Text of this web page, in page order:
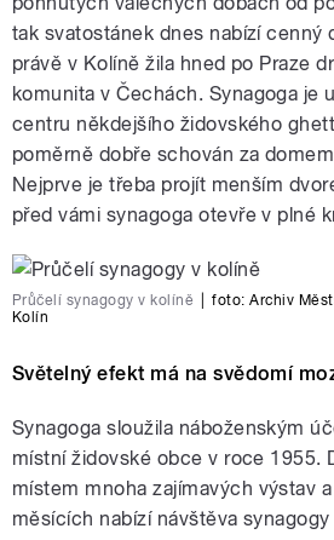
tak svatostánek dnes nabízí cenný
právě v Kolíně žila hned po Praze
komunita v Čechách. Synagoga je
centru někdejšího židovského
poměrně dobře schován za
Nejprve je třeba projít menším
před vámi synagoga otevře v plné
Průčelí synagogy v kolíně foto:Archiv
Kolín
Světelný efekt má na svědomí
Synagoga sloužila náboženským
místní židovské obce v roce 1955.
místem mnoha zajímavých výstav
měsících nabízí návštěva